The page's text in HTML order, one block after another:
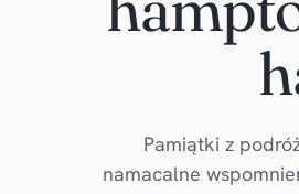
Pamiątki z
namacalne